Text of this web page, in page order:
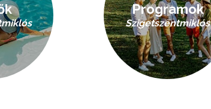
Programok
Szigetszentmiklós